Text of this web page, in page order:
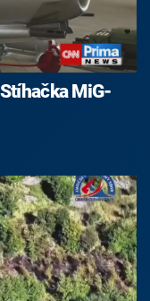
MiG-